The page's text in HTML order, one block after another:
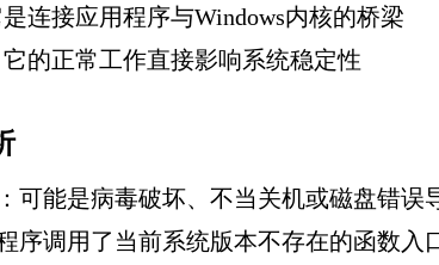
连接应用程序与Windows内核的桥梁
的正常工作直接影响系统稳定性
：可能是病毒破坏、不当关机或磁盘错误
序调用了当前系统版本不存在的函数入